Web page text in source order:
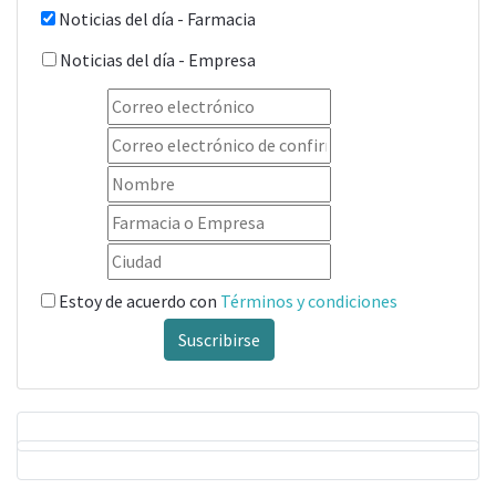
Noticias del día - Farmacia
Noticias del día - Empresa
Estoy de acuerdo con Términos y condiciones
Suscribirse